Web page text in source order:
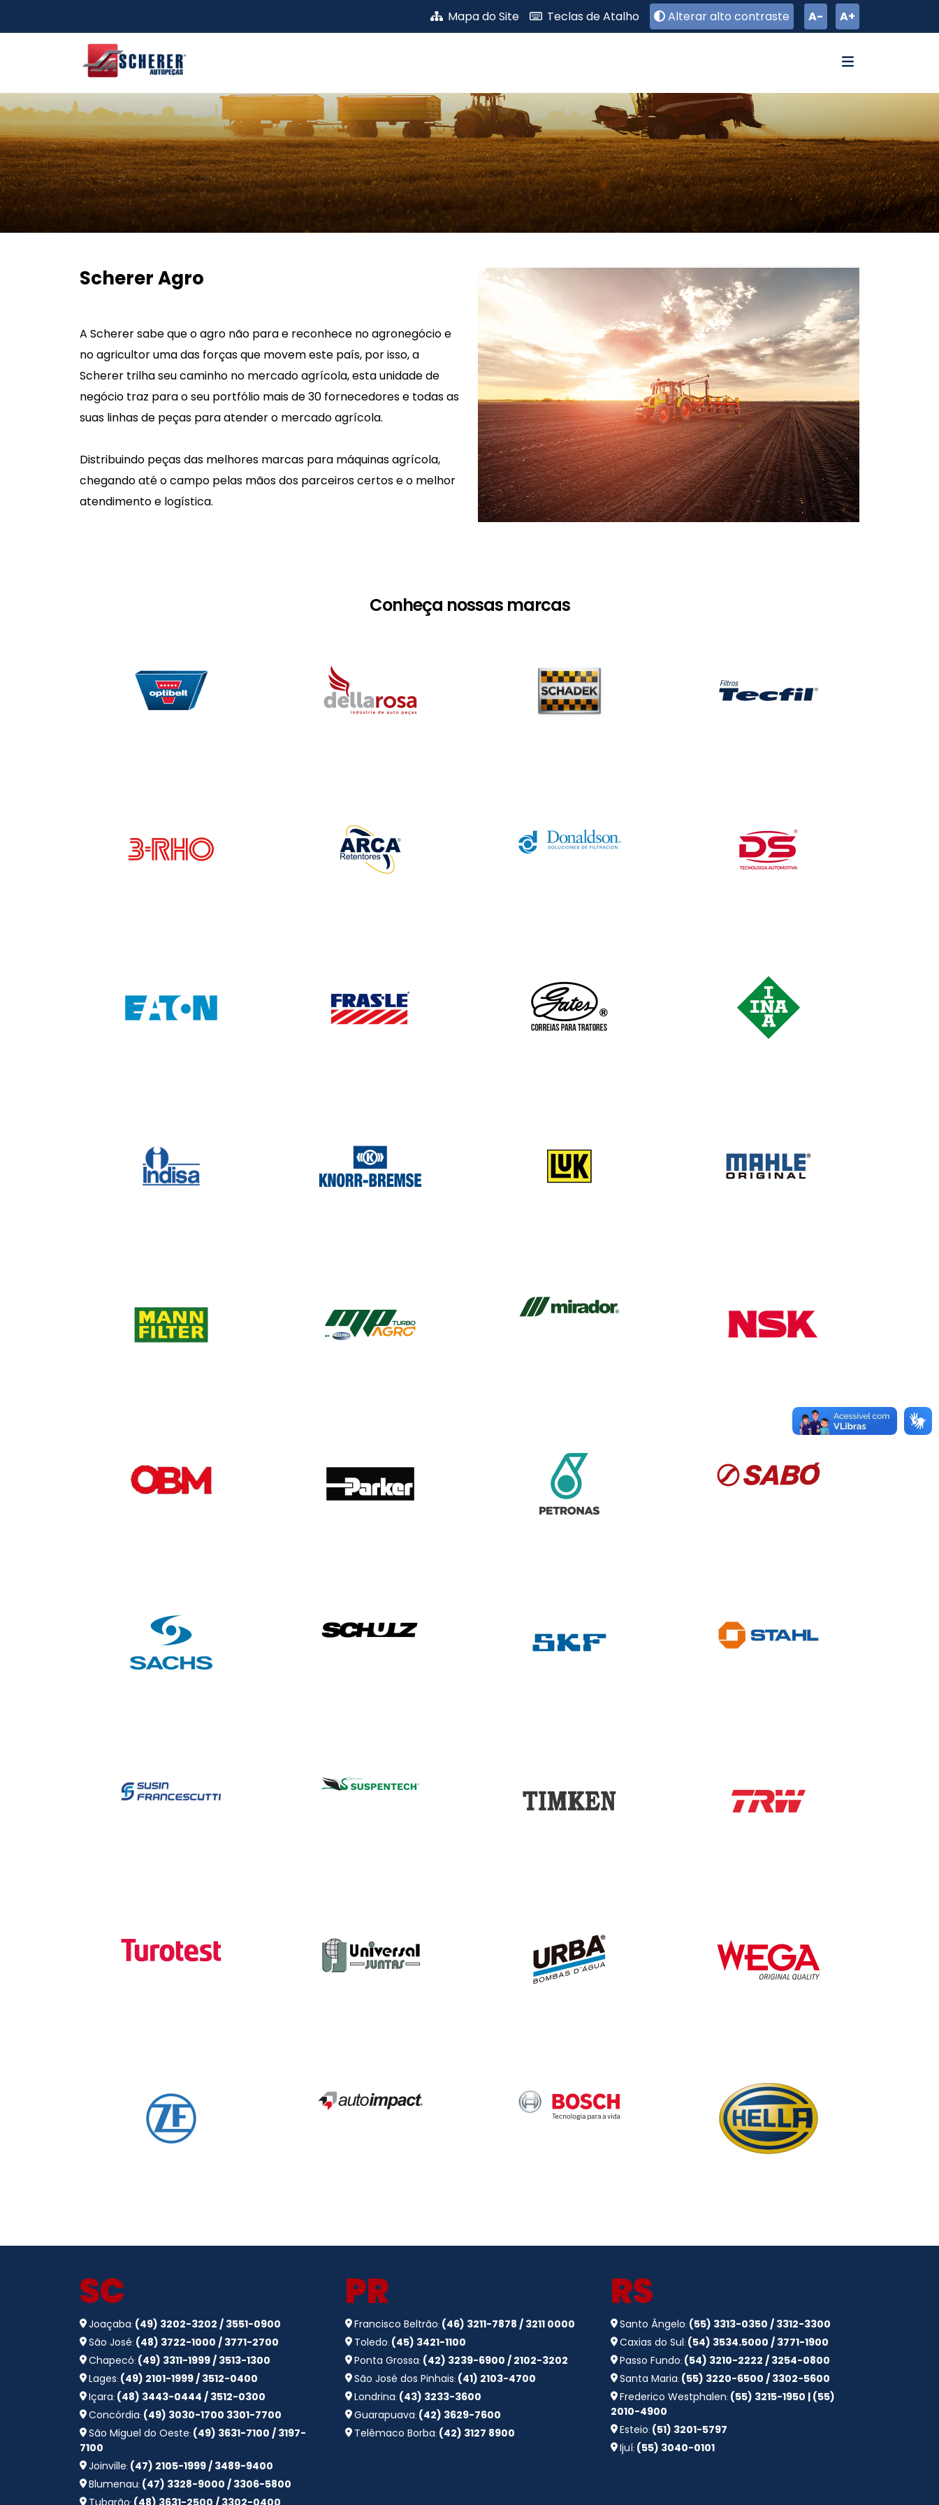
Mapa do Site
Teclas de Atalho Alterar alto contraste A- A+
Scherer Agro
A Scherer sabe que o agro não para e reconhece no agronegócio e
no agricultor uma das forças que movem este país, por isso, a
Scherer trilha seu caminho no mercado agrícola, esta unidade de
negócio traz para o seu portfólio mais de 30 fornecedores e todas as
suas linhas de peças para atender o mercado agrícola.
Distribuindo peças das melhores marcas para máquinas agrícola,
chegando até o campo pelas mãos dos parceiros certos e o melhor
atendimento e logística.
Conheça nossas marcas
SC
Joaçaba: (49) 3202-3202 / 3551-0900
São José: (48) 3722-1000 / 3771-2700
Chapecó: (49) 3311-1999 / 3513-1300
Lages: (49) 2101-1999 / 3512-0400
Içara: (48) 3443-0444 / 3512-0300
Concórdia: (49) 3030-1700 3301-7700
São Miguel do Oeste: (49) 3631-7100 / 3197-
7100
Joinville: (47) 2105-1999 / 3489-9400
Blumenau: (47) 3328-9000 / 3306-5800
Tubarão: (48) 3631-2500 / 3302-0400
PR
Francisco Beltrão: (46) 3211-7878 / 3211 0000
Toledo: (45) 3421-1100
Ponta Grossa: (42) 3239-6900 / 2102-3202
São José dos Pinhais: (41) 2103-4700
Londrina: (43) 3233-3600
Guarapuava: (42) 3629-7600
Telêmaco Borba: (42) 3127 8900
RS
Santo Ângelo: (55) 3313-0350 / 3312-3300
Caxias do Sul: (54) 3534.5000 / 3771-1900
Passo Fundo: (54) 3210-2222 / 3254-0800
Santa Maria: (55) 3220-6500 / 3302-5600
Frederico Westphalen: (55) 3215-1950 | (55)
2010-4900
Esteio: (51) 3201-5797
Ijuí: (55) 3040-0101